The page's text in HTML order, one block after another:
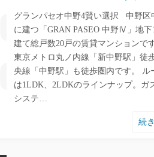
グランパセオ中野4賢い選択 中野区
に建つ「GRAN PASEO 中野Ⅳ」地下
建て総戸数20戸の賃貸マンションで
東京メトロ丸ノ内線「新中野駅」徒
央線「中野駅」も徒歩圏内です。 ル
は1LDK、2LDKのラインナップ。ガ
システ…
続